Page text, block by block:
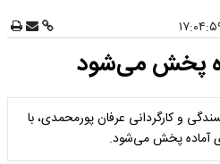
پخش می‌شود
و کارگردانی عرفان پورمحمدی، با
آماده پخش می‌شود.